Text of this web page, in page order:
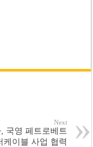
Next
국영 페트로베트
케이블 사업 협력